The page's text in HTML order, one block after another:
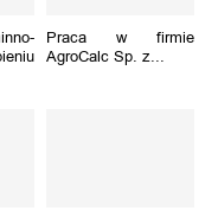
Praca w firmie
AgroCalc Sp. z...